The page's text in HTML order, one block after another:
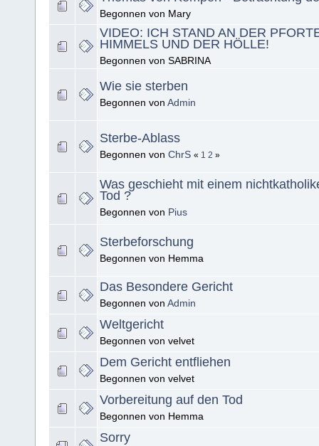
Begonnen von Mary
VIDEO: ICH STAND AN DER
HIMMELS UND DER HÖLLE!
Begonnen von SABRINA
Wie sie sterben
Begonnen von Admin
Sterbe-Ablass
Begonnen von ChrS « 1 2 »
Was geschieht mit einem
Tod ?
Begonnen von Pius
Sterbeforschung
Begonnen von Hemma
Das Besondere Gericht
Begonnen von Admin
Weltgericht
Begonnen von velvet
Dem Gericht entfliehen
Begonnen von velvet
Vorbereitung auf den Tod
Begonnen von Hemma
Sorry